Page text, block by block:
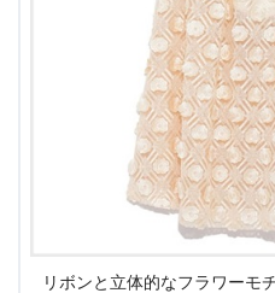
リボンと立体的なフラワーモ